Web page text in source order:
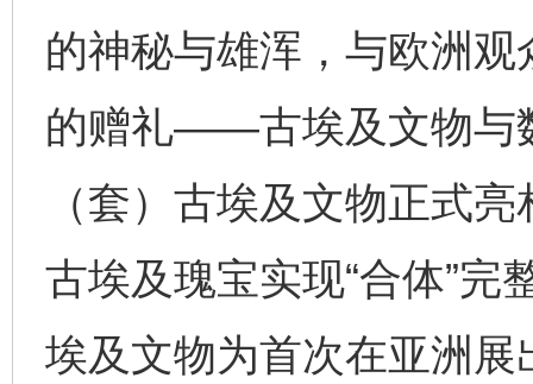
的神秘与雄浑，与欧洲
的赠礼——古埃及文物与
（套）古埃及文物正式
古埃及瑰宝实现“合体”完
埃及文物为首次在亚洲展